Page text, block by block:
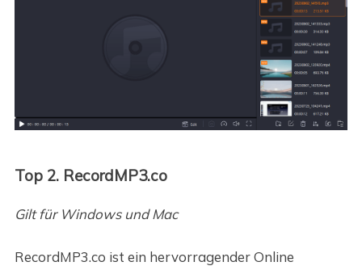
Top 2. RecordMP3.co
Gilt für Windows und Mac
RecordMP3.co ist ein hervorragender Online